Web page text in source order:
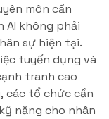
môn cần
AI không phải
sự hiện tại.
tuyển dụng và
tranh cao
các tổ chức cần
năng cho nhân